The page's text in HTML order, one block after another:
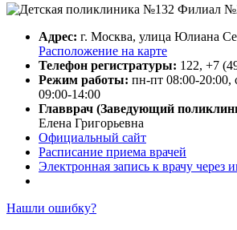
Адрес: г. Москва, улица Юлиана
Расположение на карте
Телефон регистратуры: 122, +7
Режим работы: пн-пт 08:00-20:00,
09:00-14:00
Главврач (Заведующий
Елена Григорьевна
Официальный сайт
Расписание приема врачей
Электронная запись к врачу через
Нашли ошибку?